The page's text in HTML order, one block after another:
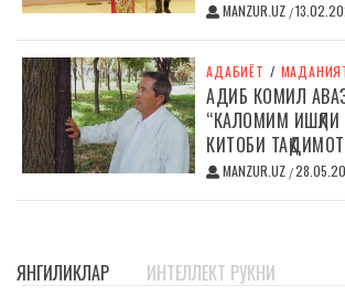
MANZUR.UZ /
АДАБИЁТ /
АДИБ КОМИЛ
“КАЛОМИМ ИШҚЛИ
КИТОБИ
MANZUR.UZ /
ЯНГИЛИКЛАР ИНТЕЛЛЕКТ РУКНИ